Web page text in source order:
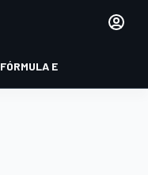
FÓRMULA E